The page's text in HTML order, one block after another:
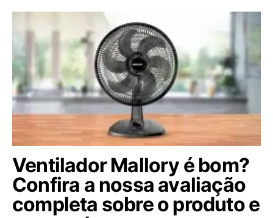
Ventilador Mallory é bom?
Confira a nossa avaliação
completa sobre o produto e